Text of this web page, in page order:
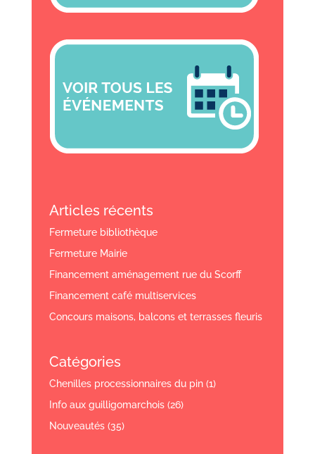
Articles récents
Fermeture bibliothèque
Fermeture Mairie
Financement aménagement rue du Scorff
Financement café multiservices
Concours maisons, balcons et terrasses fleuris
Catégories
Chenilles processionnaires du pin(1)
Info aux guilligomarchois(26)
Nouveautés(35)